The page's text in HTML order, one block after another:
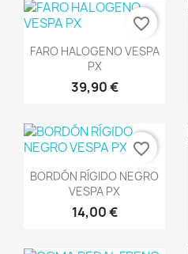
Vista rápida
FARO HALOGENO VESPA
PX
39,90 €
favorite_border
Vista rápida
BORDÓN RÍGIDO NEGRO
VESPA PX
14,00 €
favorite_border